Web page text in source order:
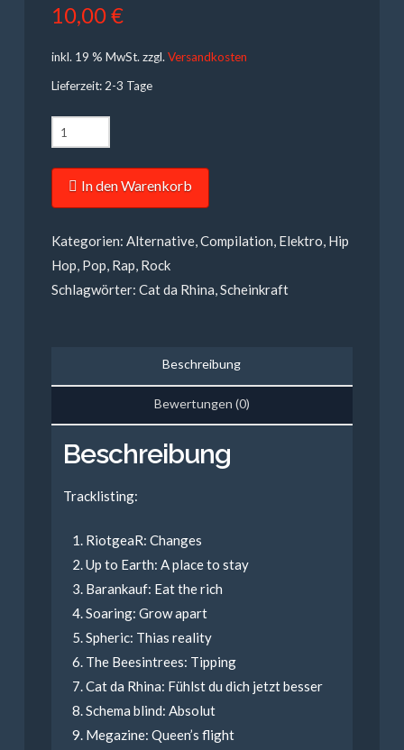
10,00€
inkl. 19 % MwSt.zzgl.Versandkosten
Lieferzeit: 2-3 Tage
Cat
da
Artists
-
Sylb
In den Warenkorb
Kategorien: Alternative,Compilation, Elektro, Hip
Hop, Pop, Rap, Rock
Schlagwörter: Cat da Rhina,Scheinkraft
Beschreibung
Bewertungen (0)
Beschreibung
Tracklisting:
RiotgeaR: Changes
Up to Earth: A place to stay
Barankauf: Eat the rich
Soaring: Grow apart
Spheric: Thias reality
The Beesintrees: Tipping
Cat da Rhina: Fühlst du dich jetzt besser
Schema blind: Absolut
Megazine: Queen’s flight